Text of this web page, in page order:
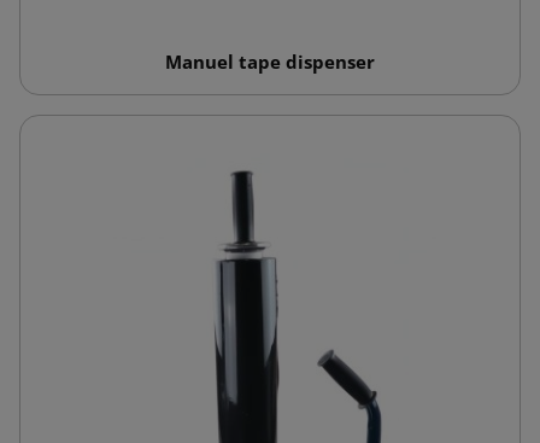
Manuel tape dispenser